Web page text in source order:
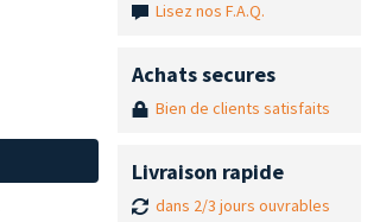
Lisez nos F.A.Q.
Achats secures
Bien de clients satisfaits
Livraison rapide
dans 2/3 jours ouvrables